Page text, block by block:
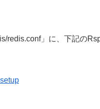
redis.conf」に、下記の